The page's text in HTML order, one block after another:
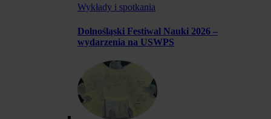
Wykłady i spotkania
Dolnośląski Festiwal Nauki 2026 –
wydarzenia na USWPS